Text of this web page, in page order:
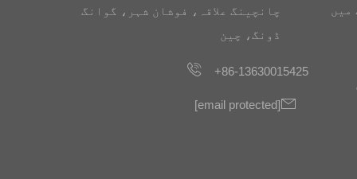
میں
چانچینگ علاقہ، فوشان شہر، گوانگ
ڈونگ، چین
+86-13630015425
[email protected]